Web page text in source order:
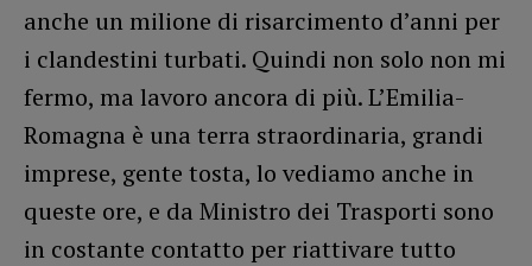
anche un milione di risarcimento d’anni per
i clandestini turbati. Quindi non solo non mi
fermo, ma lavoro ancora di più. L’Emilia-
Romagna è una terra straordinaria, grandi
imprese, gente tosta, lo vediamo anche in
queste ore, e da Ministro dei Trasporti sono
in costante contatto per riattivare tutto